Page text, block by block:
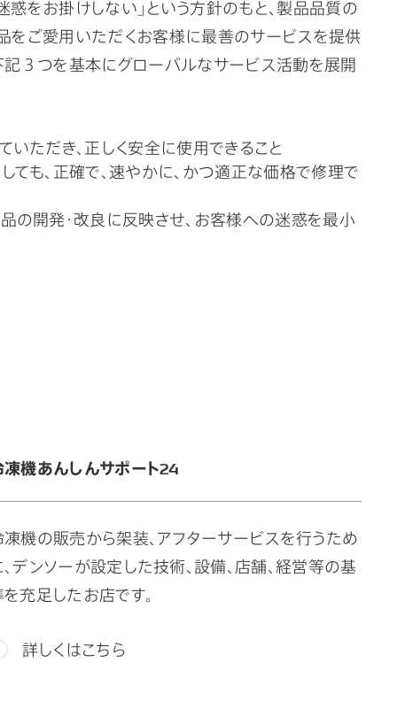
惑をお掛けしない」という方針のもと、製品品質の
をご愛用いただくお客様に最善のサービスを提供
記３つを基本にグローバルなサービス活動を展開
いただき、正しく安全に使用できること
ても、正確で、速やかに、かつ適正な価格で修理で
の開発・改良に反映させ、お客様への迷惑を最小
凍機あんしんサポート24
凍機の販売から架装、アフターサービスを行うため
、デンソーが設定した技術、設備、店舗、経営等の基
充足したお店です。
詳しくはこちら